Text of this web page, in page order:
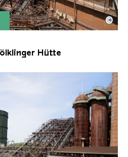
der Völklinger Hütte mit
Völklinger Hütte | Karl
©
Hütte